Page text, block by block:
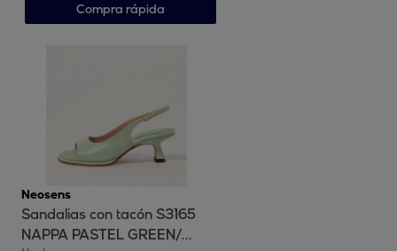
Compra rápida
Neosens
Sandalias con tacón S3165
NAPPA PASTEL GREEN/